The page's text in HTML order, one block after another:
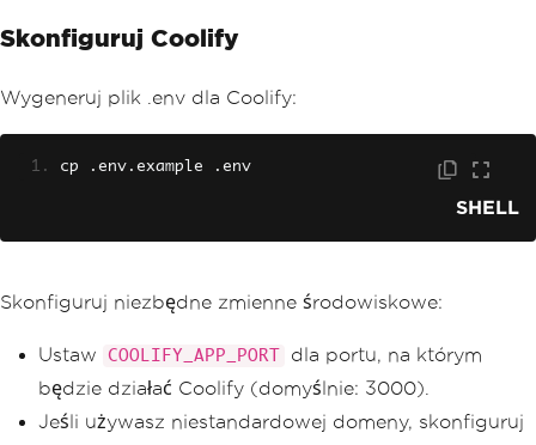
Skonfiguruj Coolify
Wygeneruj plik .env dla Coolify:
cp . env . example . env
SHELL
Skonfiguruj niezbędne zmienne środowiskowe:
Ustaw COOLIFY_APP_PORT
dla portu, na którym
będzie działać Coolify (domyślnie: 3000).
Jeśli używasz niestandardowej domeny, skonfiguruj